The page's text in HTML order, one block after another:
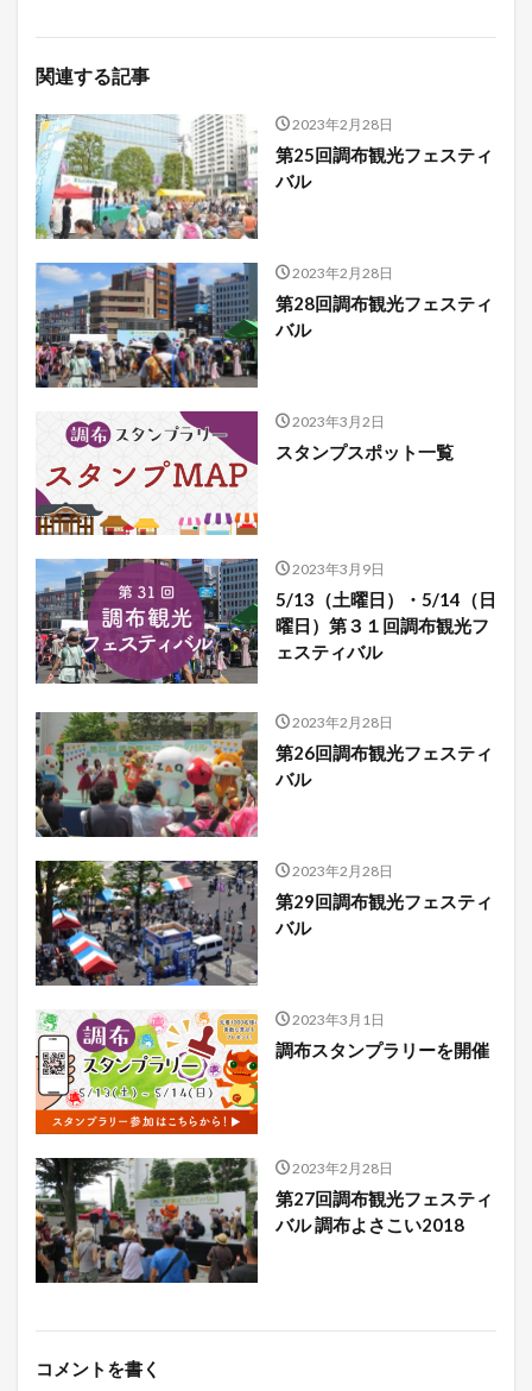
関連する記事
2023年2月28日
第25回調布観光フェスティ
バル
2023年2月28日
第28回調布観光フェスティ
バル
2023年3月2日
スタンプスポット一覧
2023年3月9日
5/13（土曜日）・5/14（日
曜日）第３１回調布観光フ
ェスティバル
2023年2月28日
第26回調布観光フェスティ
バル
2023年2月28日
第29回調布観光フェスティ
バル
2023年3月1日
調布スタンプラリーを開催
2023年2月28日
第27回調布観光フェスティ
バル 調布よさこい2018
コメントを書く